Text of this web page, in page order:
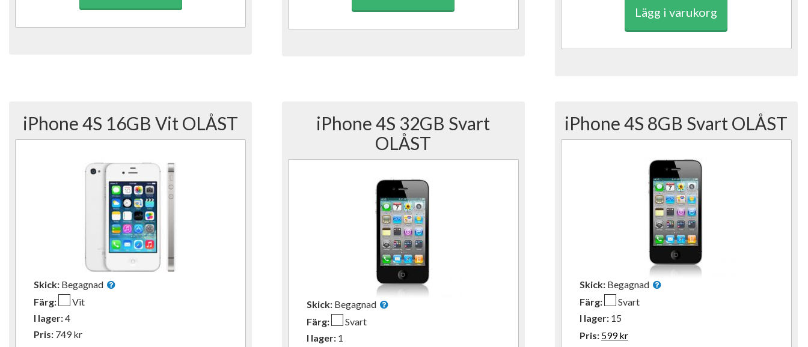
Lägg i varukorg
iPhone 4S 16GB Vit OLÅST
Skick: Begagnad
Färg:
Vit
I lager:4
Pris: 749kr
iPhone 4S 32GB Svart
OLÅST
Skick: Begagnad
Färg:
Svart
I lager: 1
iPhone 4S 8GB Svart OLÅST
Skick: Begagnad
Färg:
Svart
I lager: 15
Pris: 599kr